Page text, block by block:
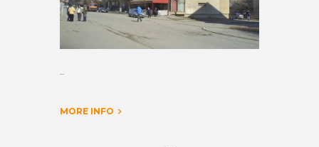
...
MORE INFO